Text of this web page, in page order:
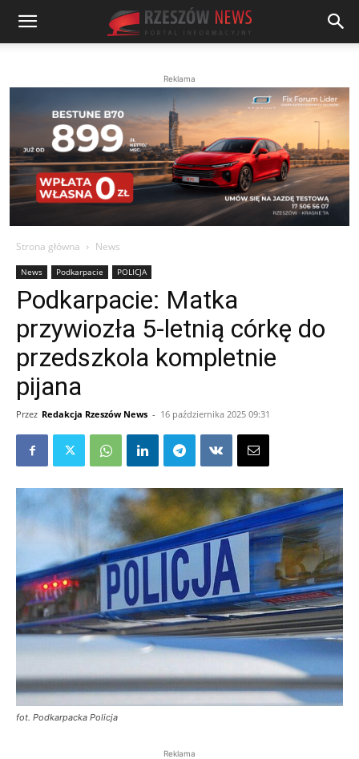
Reklama
Strona główna News
News Podkarpacie POLICJA
Podkarpacie: Matka
przywiozła 5-letnią córkę do
przedszkola kompletnie
pijana
Przez Redakcja Rzeszów News - 16 października 2025 09:31
fot. Podkarpacka Policja
Reklama